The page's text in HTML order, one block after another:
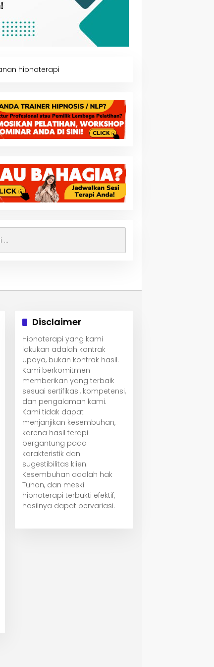
Disclaimer
Hipnoterapi yang kami
lakukan adalah kontrak
upaya, bukan kontrak hasil.
Kami berkomitmen
memberikan yang terbaik
sesuai sertifikasi, kompetensi,
dan pengalaman kami.
Kami tidak dapat
menjanjikan kesembuhan,
karena hasil terapi
bergantung pada
karakteristik dan
sugestibilitas klien.
Kesembuhan adalah hak
Tuhan, dan meski
hipnoterapi terbukti efektif,
hasilnya dapat bervariasi.